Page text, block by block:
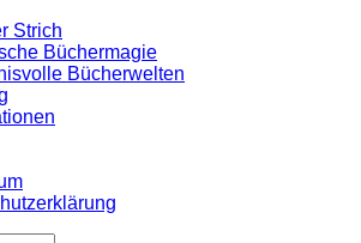
Strich
Büchermagie
Bücherwelten